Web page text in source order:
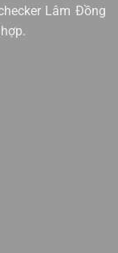
Lâm Đồng